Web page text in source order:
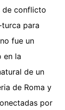
de conflicto
para
fue un
en la
de un
de Roma y
por